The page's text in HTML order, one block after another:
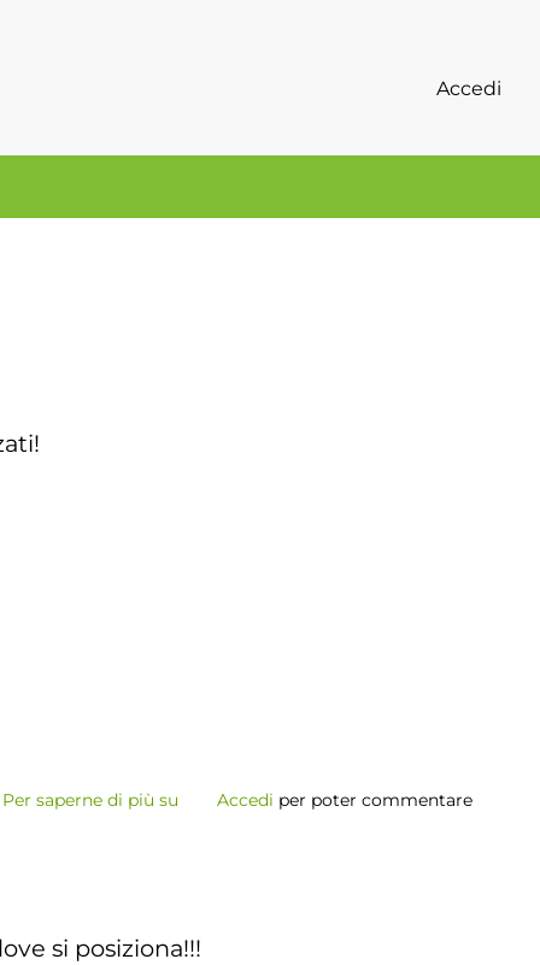
Accedi
Per saperne di più su Finale
Gioco
Accedi per poter commentare
si posiziona!!!